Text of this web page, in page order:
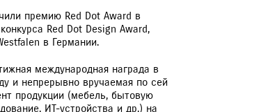
3+
премию Red Dot Award в
Red Dot Design Award,
в Германии.
международная награда в
и непрерывно вручаемая по сей
продукции (мебель, бытовую
ИТ-устройства и др.) на